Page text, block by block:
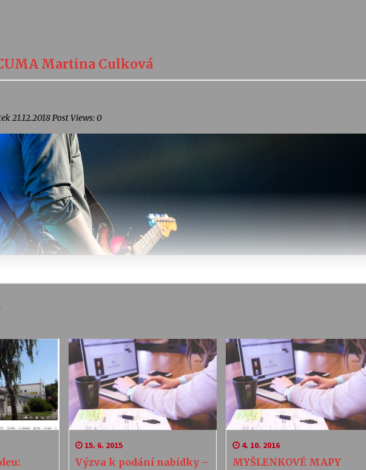
Martina Culková
21.12.2018 Post Views: 0
15. 6. 2015
Výzva k podání nabídky –
4. 10. 2016
MYŠLENKOVÉ MAPY